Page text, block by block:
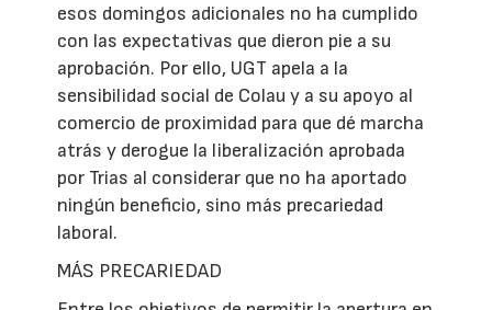
esos domingos adicionales no ha cumplido
con las expectativas que dieron pie a su
aprobación. Por ello, UGT apela a la
sensibilidad social de Colau y a su apoyo al
comercio de proximidad para que dé marcha
atrás y derogue la liberalización aprobada
por Trias al considerar que no ha aportado
ningún beneficio, sino más precariedad
laboral.
MÁS PRECARIEDAD